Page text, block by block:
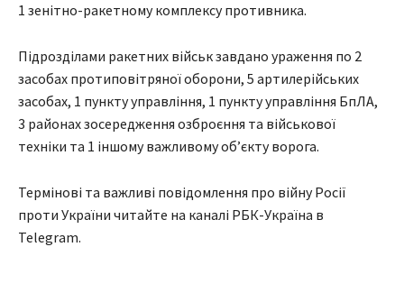
1 зенітно-ракетному комплексу противника.
Підрозділами ракетних військ завдано ураження по 2
засобах протиповітряної оборони, 5 артилерійських
засобах, 1 пункту управління, 1 пункту управління БпЛА,
3 районах зосередження озброєння та військової
техніки та 1 іншому важливому об’єкту ворога.
Термінові та важливі повідомлення про війну Росії
проти України читайте на каналі РБК-Україна в
Telegram.